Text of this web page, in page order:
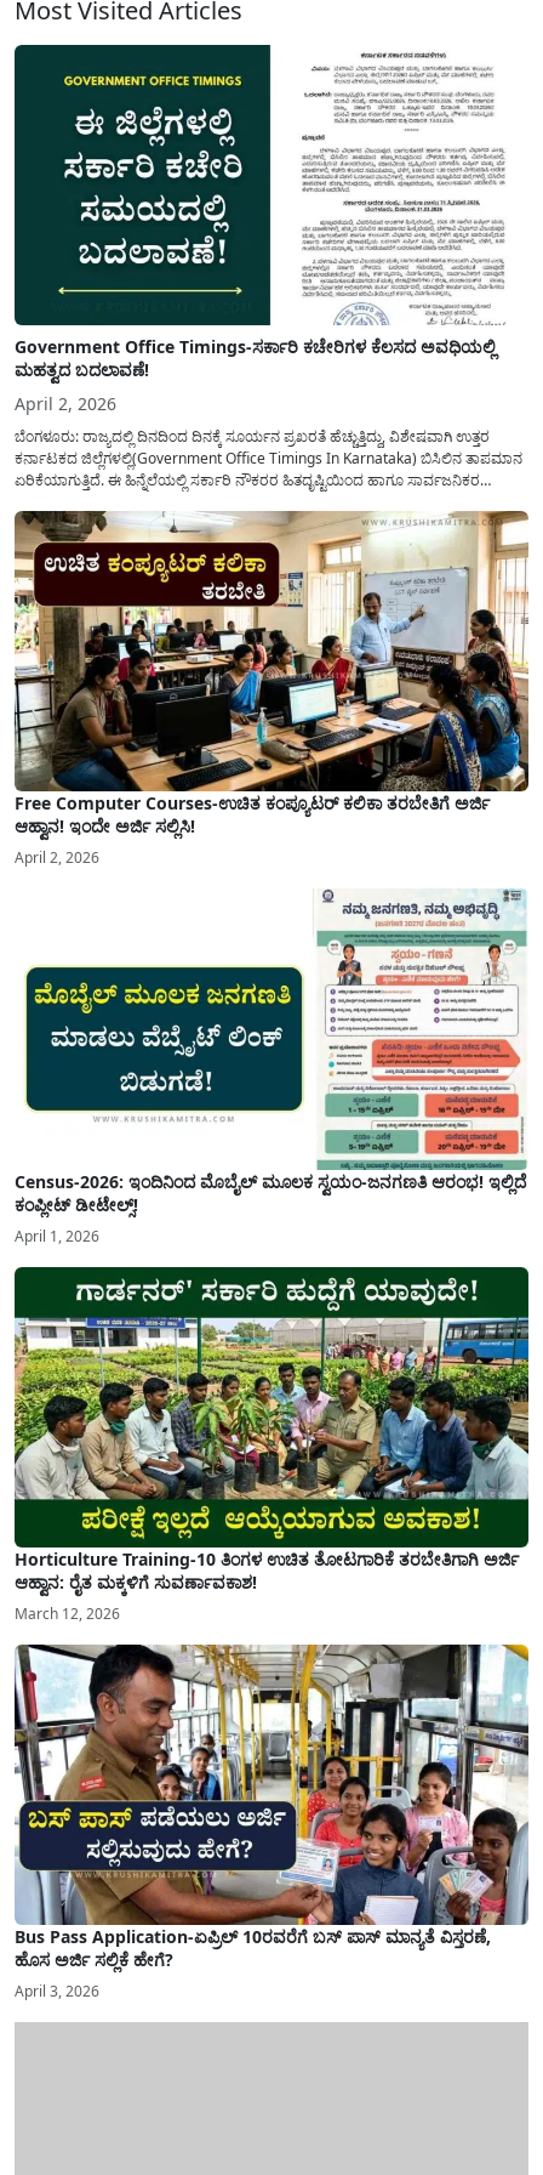
Most Visited Articles
Government Office Timings-ಸರ್ಕಾರಿ ಕಚೇರಿಗಳ ಕೆಲಸದ ಅವಧಿಯಲ್ಲಿ
ಮಹತ್ವದ ಬದಲಾವಣೆ!
April 2, 2026
ಬೆಂಗಳೂರು: ರಾಜ್ಯದಲ್ಲಿ ದಿನದಿಂದ ದಿನಕ್ಕೆ ಸೂರ್ಯನ ಪ್ರಖರತೆ ಹೆಚ್ಚುತ್ತಿದ್ದು, ವಿಶೇಷವಾಗಿ ಉತ್ತರ
ಕರ್ನಾಟಕದ ಜಿಲ್ಲೆಗಳಲ್ಲಿ(Government Office Timings In Karnataka) ಬಿಸಿಲಿನ ತಾಪಮಾನ
ಏರಿಕೆಯಾಗುತ್ತಿದೆ. ಈ ಹಿನ್ನೆಲೆಯಲ್ಲಿ ಸರ್ಕಾರಿ ನೌಕರರ ಹಿತದೃಷ್ಟಿಯಿಂದ ಹಾಗೂ ಸಾರ್ವಜನಿಕರ
ಮತ್ತು ಕಲ್ಯಾಣ ಕರ್ನಾಟಕದ ಒಟ್ಟು 9 ಜಿಲ್ಲೆಗಳಲ್ಲಿ ಏಪ್ರಿಲ್...
Free Computer Courses-ಉಚಿತ ಕಂಪ್ಯೂಟರ್ ಕಲಿಕಾ ತರಬೇತಿಗೆ ಅರ್ಜಿ
ಆಹ್ವಾನ! ಇಂದೇ ಅರ್ಜಿ ಸಲ್ಲಿಸಿ!
April 2, 2026
Census-2026: ಇಂದಿನಿಂದ ಮೊಬೈಲ್ ಮೂಲಕ ಸ್ವಯಂ-ಜನಗಣತಿ ಆರಂಭ! ಇಲ್ಲಿದೆ
ಕಂಪ್ಲೀಟ್ ಡೀಟೇಲ್ಸ್!
April 1, 2026
Horticulture Training-10 ತಿಂಗಳ ಉಚಿತ ತೋಟಗಾರಿಕೆ ತರಬೇತಿಗಾಗಿ ಅರ್ಜಿ
ಆಹ್ವಾನ: ರೈತ ಮಕ್ಕಳಿಗೆ ಸುವರ್ಣಾವಕಾಶ!
March 12, 2026
Bus Pass Application-ಏಪ್ರಿಲ್ 10ರವರೆಗೆ ಬಸ್ ಪಾಸ್ ಮಾನ್ಯತೆ ವಿಸ್ತರಣೆ,
ಹೊಸ ಅರ್ಜಿ ಸಲ್ಲಿಕೆ ಹೇಗೆ?
April 3, 2026